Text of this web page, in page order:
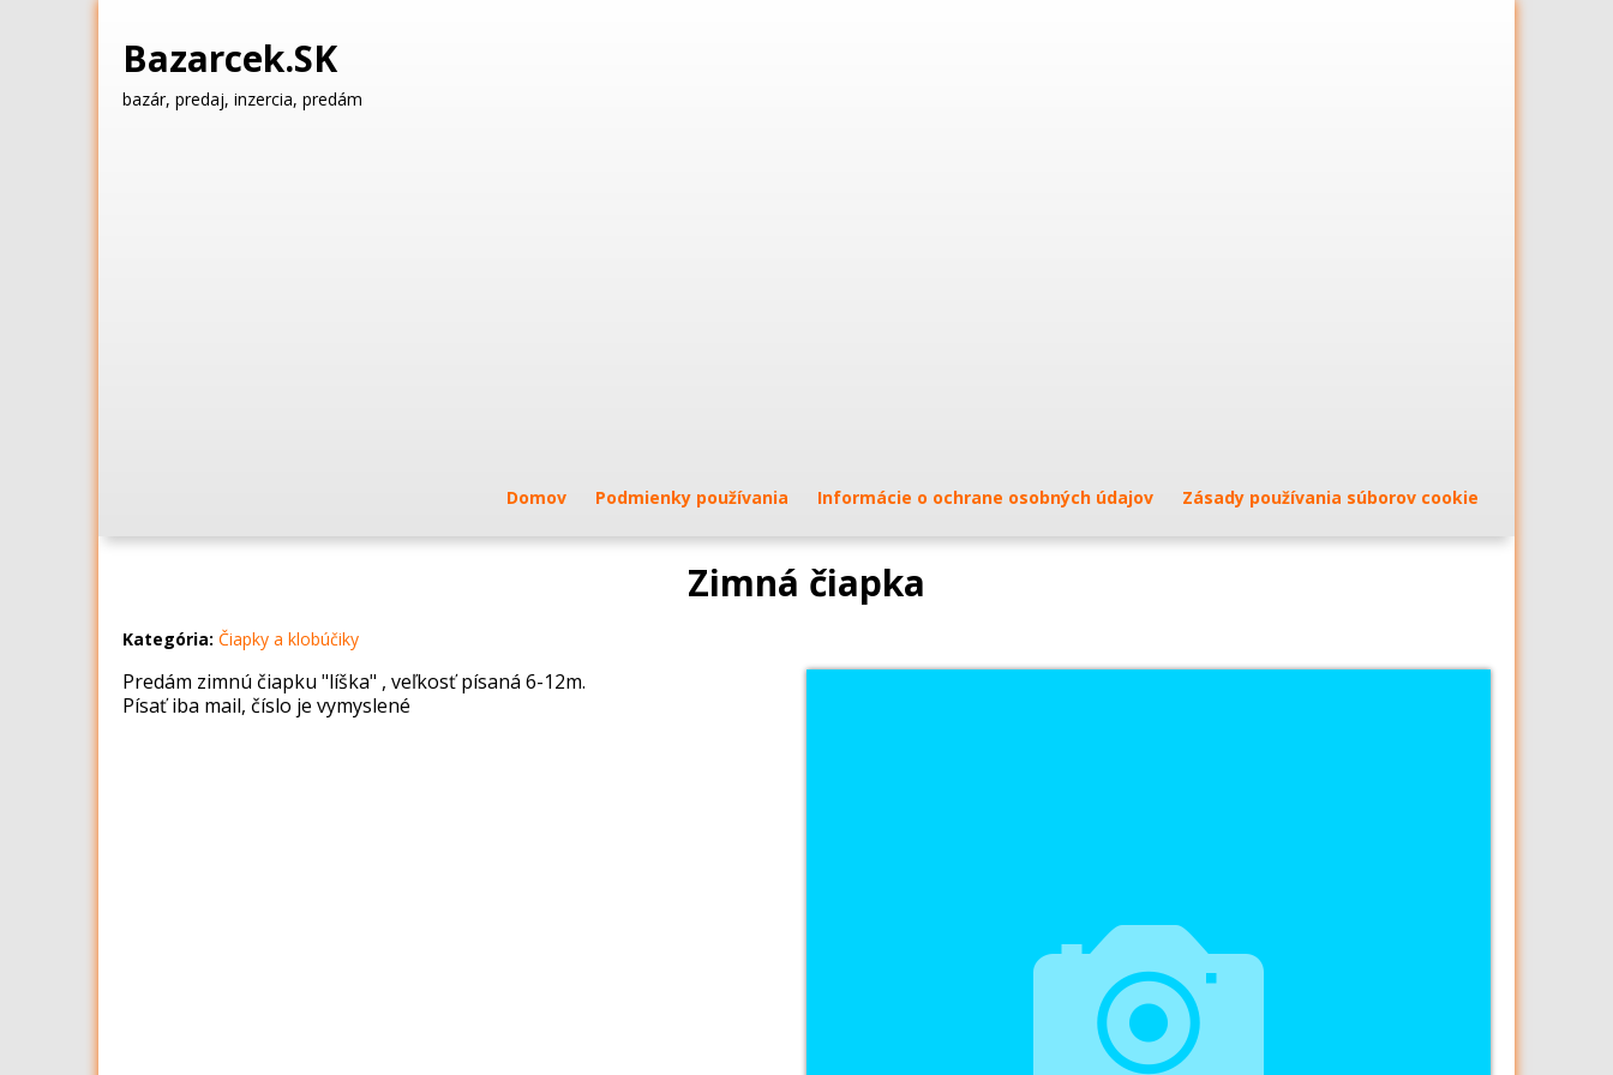
Bazarcek.SK
bazár, predaj, inzercia, predám
Domov Podmienky používania Informácie o ochrane osobných údajov Zásady používania súborov cookie
Zimná čiapka
Kategória: Čiapky a klobúčiky
Predám zimnú čiapku "líška" , veľkosť písaná 6-12m.
Písať iba mail, číslo je vymyslené